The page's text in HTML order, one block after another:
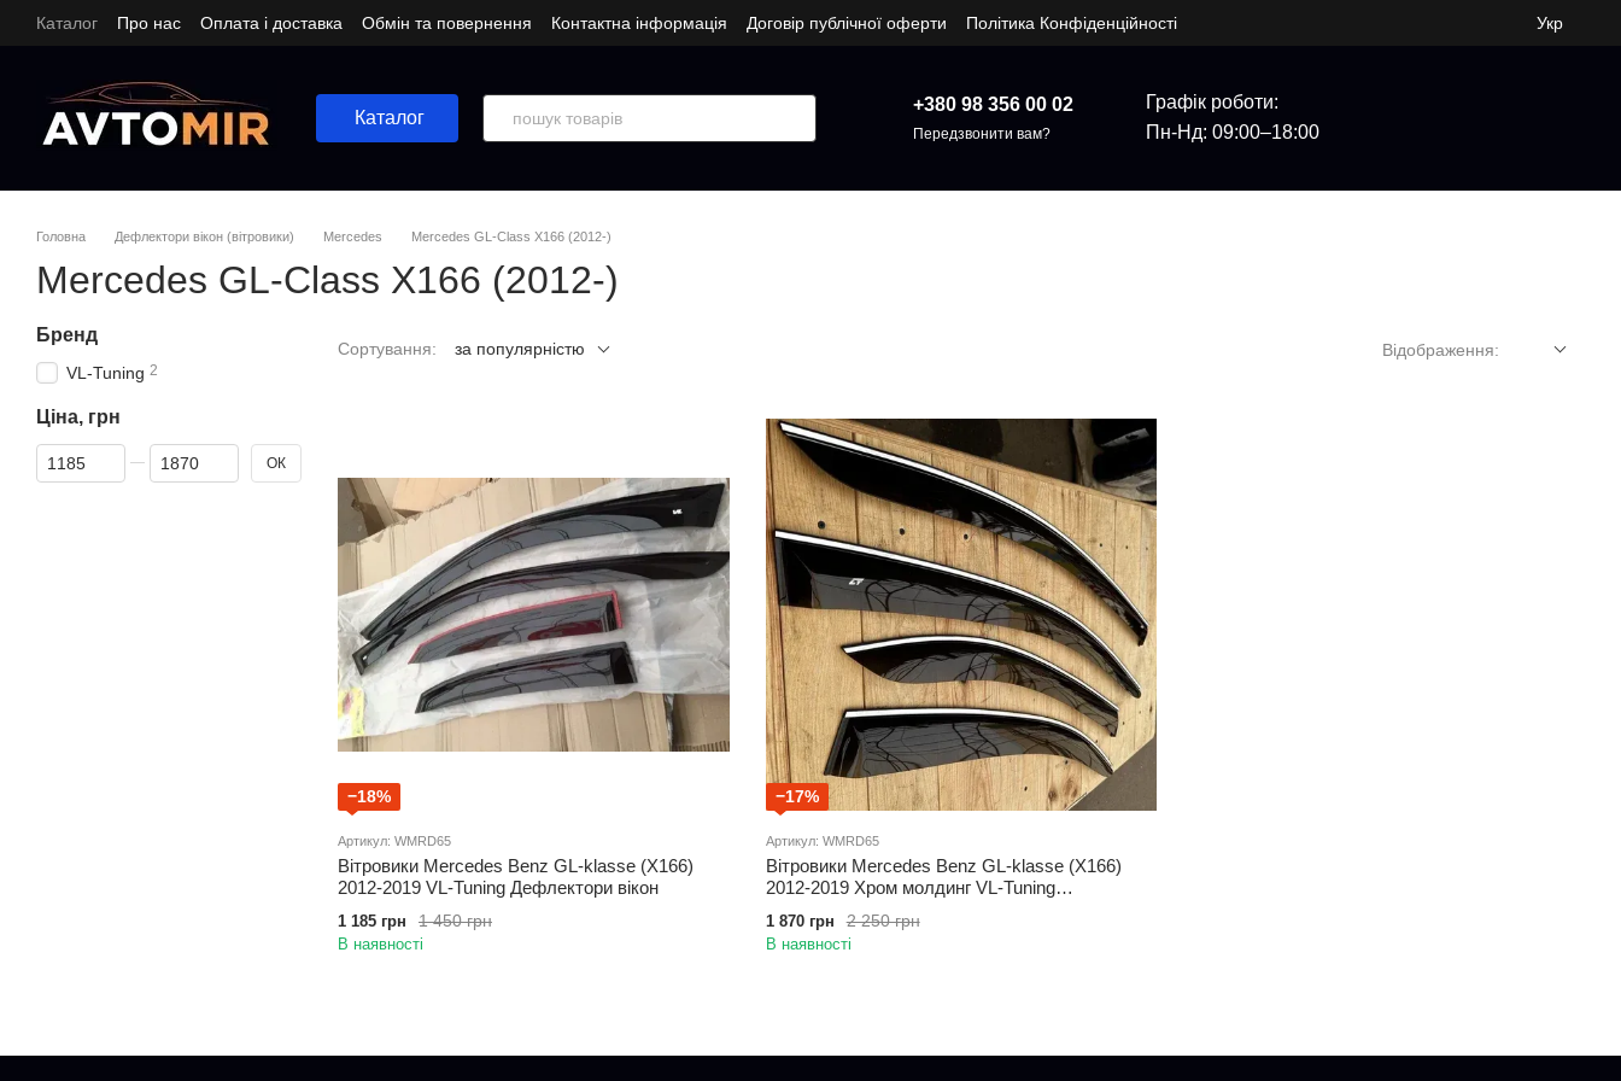
Перейти до основного контенту
Каталог Про нас Оплата і доставка Обмін та повернення Контактна інформація Договір публічної оферти Політика Конфіденційності Укр
Каталог
+380 98 356 00 02
Передзвонити вам?
Графік роботи:
Пн-Нд: 09:00–18:00
Головна Дефлектори вікон (вітровики) Mercedes Mercedes GL-Class X166 (2012-)
Mercedes GL-Class X166 (2012-)
Сортування: за популярністю Відображення:
−18%
Артикул: WMRD65
Вітровики Mercedes Benz GL-klasse (X166)
2012-2019 VL-Tuning Дефлектори вікон
1 450 грн
1 185 грн
В наявності
−17%
Артикул: WMRD65
Вітровики Mercedes Benz GL-klasse (X166)
2012-2019 Хром молдинг VL-Tuning
2 250 грн
1 870 грн
В наявності
Бренд
VL-Tuning 2
Ціна, грн
Від Ціна, грн
До Ціна, грн ОК